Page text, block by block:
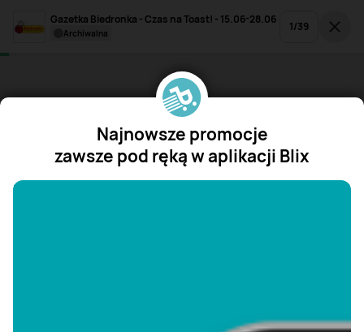
Gazetka Biedronka - Czas na Toast! - 15.06-28.06
archiwalna 1/39
Najnowsze promocje
zawsze pod ręką w aplikacji Blix
"/>